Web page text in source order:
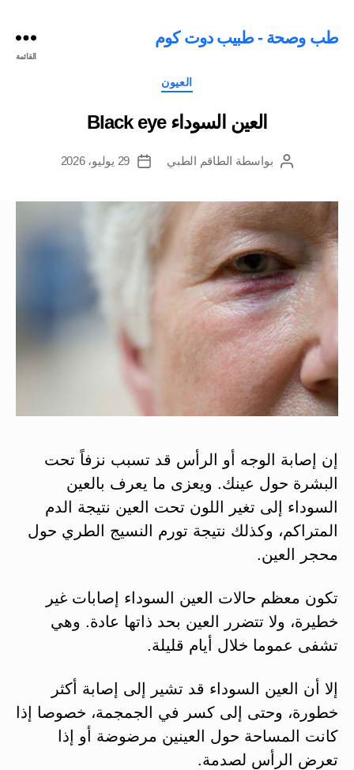
طب وصحة - طبيب دوت كوم
القائمة
التصنيفات
العيون
العين السوداء Black eye
كاتببواسطة الطاقم الطبي
تاريخ
29 يوليو، 2026
إن إصابة الوجه أو الرأس قد تسبب نزفاً تحت
البشرة حول عينك. ‏ويعزى ما يعرف بالعين
السوداء إلى تغير اللون تحت العين نتيجة الدم
المتراكم، وكذلك نتيجة تورم النسيج الطري حول
محجر العين.
‏تكون معظم حالات العين السوداء إصابات غير
خطيرة، ولا تتضرر العين بحد ذاتها عادة. وهي
تشفى عموما خلال أيام قليلة.
إلا أن العين السوداء قد تشير إلى إصابة أكثر
خطورة، وحتى إلى كسر في الجمجمة، خصوصا إذا
كانت المساحة حول العينين مرضوضة أو إذا
تعرض الرأس لصدمة.